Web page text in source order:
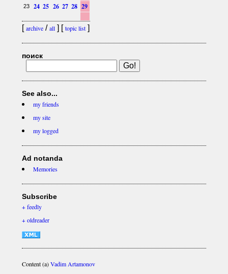
23 24 25 26 27 28 29
[archive/all] [topic list]
поиск
See also...
my friends
my site
my logged
Ad notanda
Memories
Subscribe
+ feedly
+ oldreader
Content (a)Vadim Artamonov